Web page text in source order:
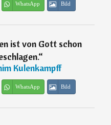
WhatsApp Bild
ist von Gott schon
“
Kulenkampff
WhatsApp Bild